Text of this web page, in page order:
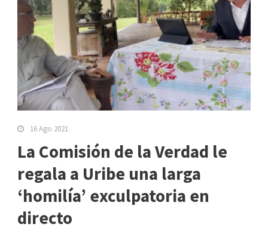
16 Ago 2021
La Comisión de la Verdad le
regala a Uribe una larga
‘homilía’ exculpatoria en
directo